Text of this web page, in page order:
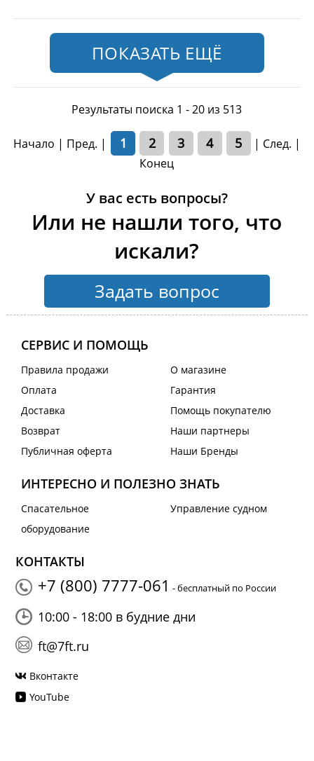
ПОКАЗАТЬ ЕЩЁ
Результаты поиска 1 - 20 из 513
Начало | Пред. | 1 2 3 4 5 | След. |
Конец
У вас есть вопросы?
Или не нашли того, что
искали?
Задать вопрос
СЕРВИС И ПОМОЩЬ
Правила продажи
Оплата
Доставка
Возврат
Публичная оферта
О магазине
Гарантия
Помощь покупателю
Наши партнеры
Наши Бренды
ИНТЕРЕСНО И ПОЛЕЗНО ЗНАТЬ
Спасательное
оборудование
Управление судном
КОНТАКТЫ
+7 (800) 7777-061 - бесплатный по России
10:00 - 18:00 в будние дни
ft@7ft.ru
Вконтакте
YouTube